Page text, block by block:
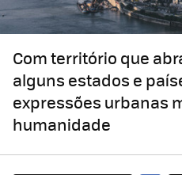
Com território que
alguns estados e
expressões urbanas
humanidade